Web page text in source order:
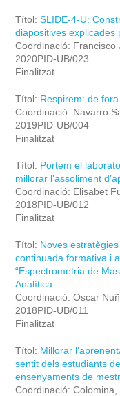
Títol: SLIDE-4-U:
diapositives explicades
Coordinació: Francisco
2020PID-UB/023
Finalitzat
Títol: Respirem: de
Coordinació: Navarro
2019PID-UB/004
Finalitzat
Títol: Portem el
millorar l’assoliment
Coordinació: Elisabet
2018PID-UB/012
Finalitzat
Títol: Noves
continuada formativa i
“Espectrometria de
Analítica
Coordinació: Oscar
2018PID-UB/011
Finalitzat
Títol: Millorar
sentit dels estudiants
ensenyaments de
Coordinació: Colomina,